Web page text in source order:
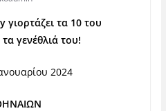
γιορτάζει τα10 του
γενέθλιά του!
2024